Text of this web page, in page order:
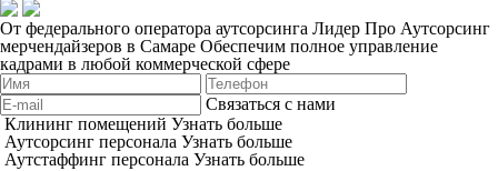
От федерального оператора аутсорсинга Лидер Про Аутсорсинг
мерчендайзеров в Самаре Обеспечим полное управление
кадрами в любой коммерческой сфере
Связаться с нами
Клининг помещений Узнать больше
Аутсорсинг персонала Узнать больше
Аутстаффинг персонала Узнать больше